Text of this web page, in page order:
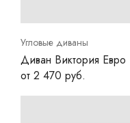
Угловые диваны
Диван Виктория Евро
от 2 470 руб.